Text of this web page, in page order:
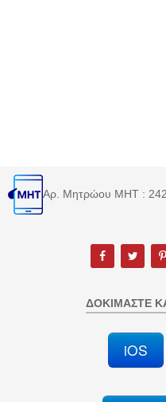
Αρ. Μητρώου MHT :
ΔΟΚΙΜΆΣΤΕ
iOS